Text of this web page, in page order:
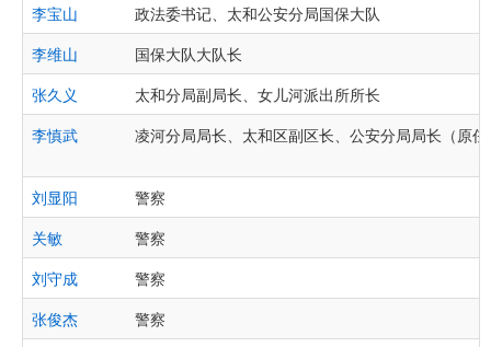
李宝山
政法委书记、太和公安分局国保大队
李维山
国保大队大队长
张久义
太和分局副局长、女儿河派出所所长
李慎武
凌河分局局长、太和区副区长、公安分局局长（原
刘显阳
警察
关敏
警察
刘守成
警察
张俊杰
警察